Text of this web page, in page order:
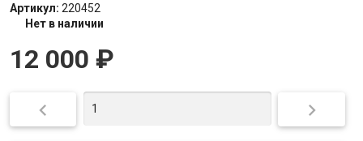
Артикул: 220452
Нет в наличии
12 000 ₽
 